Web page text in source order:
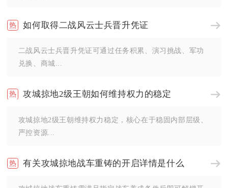
如何取得二战风云士兵晋升凭证
二战风云士兵晋升凭证可通过任务积累、演习挑战、军功
兑换、商城...
攻城掠地2级王朝如何维持权力的稳定
攻城掠地2级王朝维持权力稳定，核心在于稳固内部层级、
严控资源...
有关攻城掠地战车重铸的开启详情是什么